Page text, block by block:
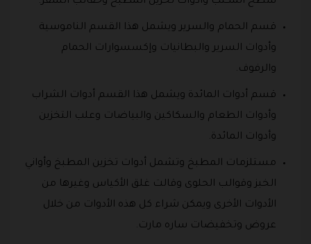
قسم الحمام والسرير ويشمل هذا القسم الناموسية
وأدوات السرير والبطانيات وإكسسوارات الحمام
والرفوف.
قسم أدوات المائدة ويشمل هذا القسم أدوات الشراب
وأدوات الطعام والسكاكين والبياضات وعلب التخزين
وأدوات المائدة.
مستلزمات المطبخ وتشمل أدوات تخزين المطبخ وأواني
الخبز وقوالب الحلوى وقالت غلق الأكياس وغيرها من
الأدوات الأخرى ويمكن شراء كل هذه الأدوات من خلال
عروض وتخفيضات ساره مارت.